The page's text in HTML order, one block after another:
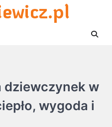
dziewczynek w
wygoda i